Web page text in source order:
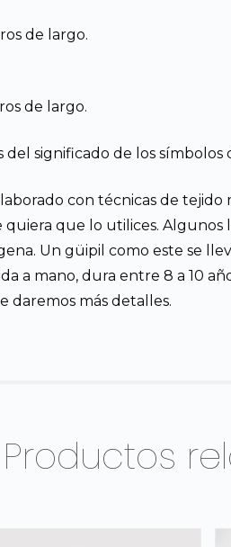
de largo.
de largo.
del significado de los símbolos
con técnicas de
que lo utilices.
Un güipil como este se
a mano, dura entre 8 a 10
daremos más detalles.
Productos